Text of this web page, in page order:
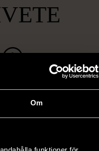
Om
prisvärda
ett brett utbud av
elektronik i våra